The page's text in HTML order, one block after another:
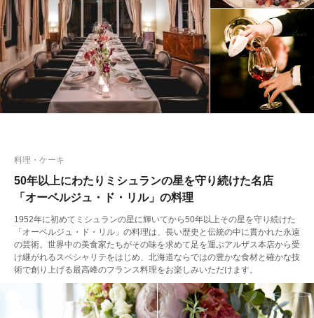
50年以上にわたりミシュランの星を守り続けた名店
「オーベルジュ・ド・リル」の料理
1952年に初めてミシュランの星に輝いてから50年以上その星を守り続けた
「オーベルジュ・ド・リル」の料理は、長い歴史と伝統の中に貫かれた永遠
の芸術。世界中の美食家たちがその味を求めて足を運ぶアルザス本店から受
け継がれるスペシャリテをはじめ、北海道ならではの豊かな食材と確かな技
術で創り上げる最高峰のフランス料理をお楽しみいただけます。
料理・ケーキ